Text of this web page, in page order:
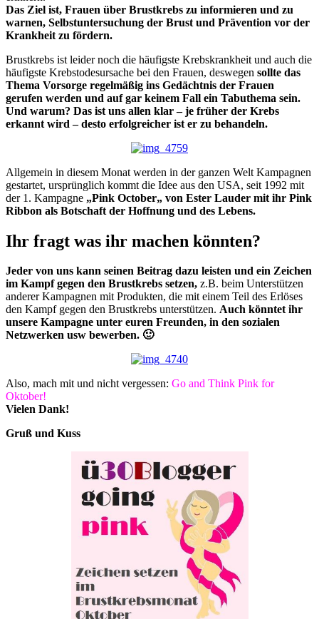
Das Ziel ist, Frauen über Brustkrebs zu informieren und zu
warnen, Selbstuntersuchung der Brust und Prävention vor der
Krankheit zu fördern.
Brustkrebs ist leider noch die häufigste Krebskrankheit und auch die
häufigste Krebstodesursache bei den Frauen, deswegen sollte das
Thema Vorsorge regelmäßig ins Gedächtnis der Frauen
gerufen werden und auf gar keinem Fall ein Tabuthema sein.
Und warum? Das ist uns allen klar – je früher der Krebs
erkannt wird – desto erfolgreicher ist er zu behandeln.
Allgemein in diesem Monat werden in der ganzen Welt Kampagnen
gestartet, ursprünglich kommt die Idee aus den USA, seit 1992 mit
der 1. Kampagne „Pink October„ von Ester Lauder mit ihr Pink
Ribbon als Botschaft der Hoffnung und des Lebens.
Ihr fragt was ihr machen könnten?
Jeder von uns kann seinen Beitrag dazu leisten und ein Zeichen
im Kampf gegen den Brustkrebs setzen, z.B. beim Unterstützen
anderer Kampagnen mit Produkten, die mit einem Teil des Erlöses
den Kampf gegen den Brustkrebs unterstützen. Auch könntet ihr
unsere Kampagne unter euren Freunden, in den sozialen
Netzwerken usw bewerben. 🙂
Also, mach mit und nicht vergessen: Go and Think Pink for
Oktober!
Vielen Dank!
Gruß und Kuss